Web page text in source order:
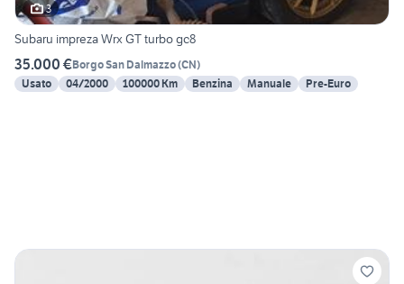
3
Subaru impreza Wrx GT turbo gc8
35.000 €Borgo San Dalmazzo(CN)
Usato
04/2000 100000 Km Benzina Manuale Pre-Euro